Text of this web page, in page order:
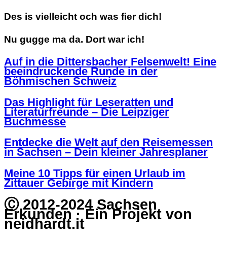
Des is vielleicht och was fier dich!
Nu gugge ma da. Dort war ich!
Auf in die Dittersbacher Felsenwelt! Eine
beeindruckende Runde in der
Böhmischen Schweiz
Das Highlight für Leseratten und
Literaturfreunde – Die Leipziger
Buchmesse
Entdecke die Welt auf den Reisemessen
in Sachsen – Dein kleiner Jahresplaner
Meine 10 Tipps für einen Urlaub im
Zittauer Gebirge mit Kindern
Ⓒ 2012-2024 Sachsen
Erkunden · Ein Projekt von
neidhardt.it